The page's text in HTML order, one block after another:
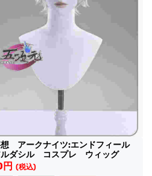
アークナイツ:エンドフィール
ダシル コスプレ ウィッグ
(税込)